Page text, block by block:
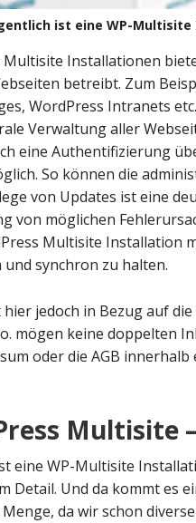
ist eine WP-
Multisite Installationen
betreibt. Zum
WordPress Intranets
Verwaltung aller
eine Authentifizierung
So können die
von Updates ist eine
von möglichen
Multisite Installation
synchron zu halten.
jedoch in Bezug auf die
mögen keine doppelten
oder die AGB
Multisite
eine WP-Multisite
Detail. Und da kommt es
da wir schon